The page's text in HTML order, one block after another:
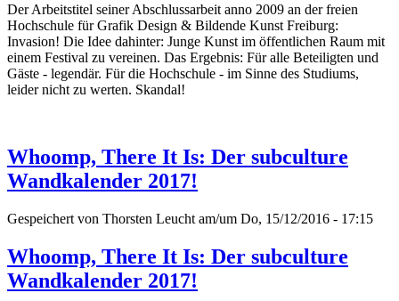
Der Arbeitstitel seiner Abschlussarbeit anno 2009 an der freien
Hochschule für Grafik Design & Bildende Kunst Freiburg:
Invasion! Die Idee dahinter: Junge Kunst im öffentlichen Raum mit
einem Festival zu vereinen. Das Ergebnis: Für alle Beteiligten und
Gäste - legendär. Für die Hochschule - im Sinne des Studiums,
leider nicht zu werten. Skandal!
Whoomp, There It Is: Der subculture
Wandkalender 2017!
Gespeichert von Thorsten Leucht am/um Do, 15/12/2016 - 17:15
Whoomp, There It Is: Der subculture
Wandkalender 2017!